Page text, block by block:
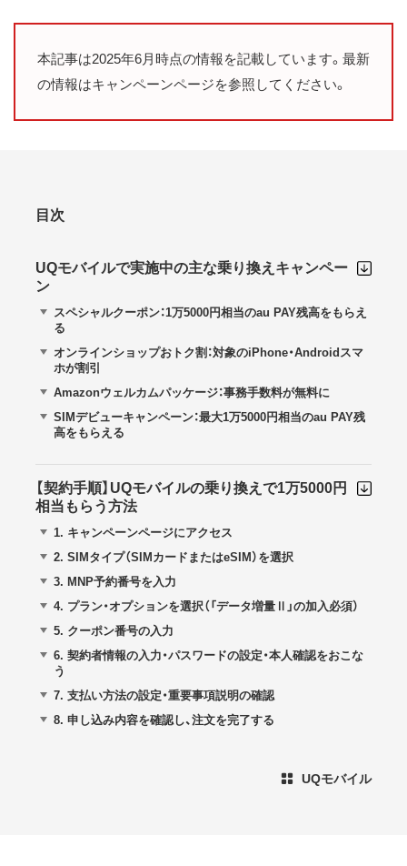
本記事は2025年6月時点の情報を記載しています。最新
の情報はキャンペーンページを参照してください。
目次
UQモバイルで実施中の主な乗り換えキャンペー
ン
スペシャルクーポン：1万5000円相当のau PAY残高をもらえ
る
オンラインショップおトク割：対象のiPhone・Androidスマ
ホが割引
Amazonウェルカムパッケージ：事務手数料が無料に
SIMデビューキャンペーン：最大1万5000円相当のau PAY残
高をもらえる
【契約手順】UQモバイルの乗り換えで1万5000円
相当もらう方法
1. キャンペーンページにアクセス
2. SIMタイプ（SIMカードまたはeSIM）を選択
3. MNP予約番号を入力
4. プラン・オプションを選択（「データ増量Ⅱ」の加入必須）
5. クーポン番号の入力
6. 契約者情報の入力・パスワードの設定・本人確認をおこな
う
7. 支払い方法の設定・重要事項説明の確認
8. 申し込み内容を確認し、注文を完了する
UQモバイル